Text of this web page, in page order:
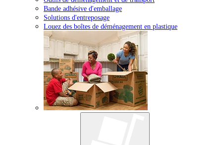
Bande adhésive d'emballage
Solutions d'entreposage
Louez des boîtes de déménagement en plastique